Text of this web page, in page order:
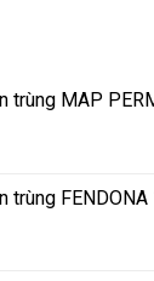
trùng MAP
trùng FENDONA